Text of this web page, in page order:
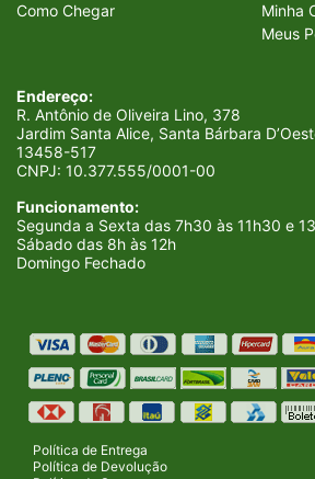
Endereço:
R. Antônio de Oliveira Lino, 378
Jardim Santa Alice, Santa Bárbara
13458-517
CNPJ: 10.377.555/0001-00
Funcionamento:
Segunda a Sexta das 7h30 às 11h30 e
Sábado das 8h às 12h
Domingo Fechado
Como Chegar
Minha
Meus
Política de Entrega
Política de Devolução